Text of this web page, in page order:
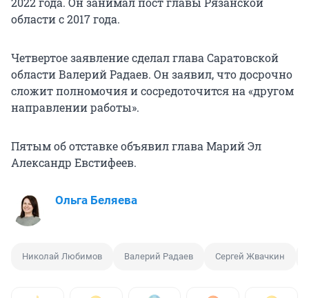
области с 2017 года.
Четвертое заявление сделал глава Саратовской
области Валерий Радаев. Он заявил, что досрочно
сложит полномочия и сосредоточится на «другом
направлении работы».
Пятым об отставке объявил глава Марий Эл
Александр Евстифеев.
Ольга Беляева
Николай Любимов Валерий Радаев Сергей Жвачкин